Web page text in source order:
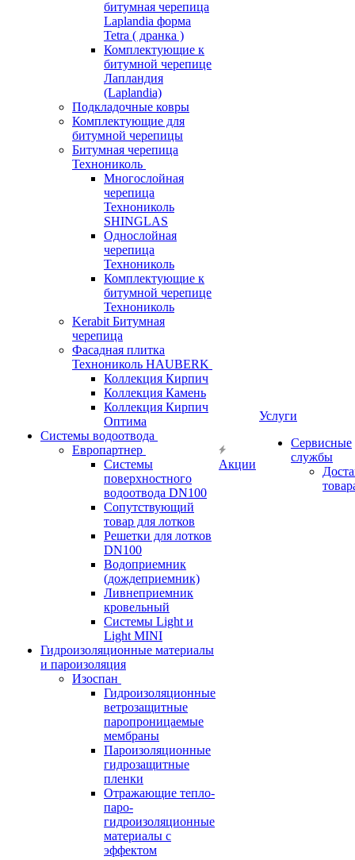
битумная черепица
Laplandia форма
Tetra ( дранка )
Комплектующие к
битумной черепице
Лапландия
(Laplandia)
Подкладочные ковры
Комплектующие для
битумной черепицы
Битумная черепица
Технониколь
Многослойная
черепица
Технониколь
SHINGLAS
Однослойная
черепица
Технониколь
Комплектующие к
битумной черепице
Технониколь
Kerabit Битумная
черепица
Фасадная плитка
Технониколь HAUBERK
Кол​лекция Кирпич
Кол​лекция Камень
Коллекция Кирпич
Оптима
Системы водоотвода
Европартнер
Системы
поверхностного
водоотвода DN100
Сопутствующий
товар для лотков
Решетки для лотков
DN100
Водоприемник
(дождеприемник)
Ливнеприемник
кровельный
Системы Light и
Light MINI
Гидроизоляционные материалы
и пароизоляция
Изоспан
Гидроизоляционные
ветрозащитные
паропроницаемые
мембраны
Пароизоляционные
гидрозащитные
пленки
Отражающие тепло-
паро-
гидроизоляционные
материалы с
эффектом
Акции
Услуги
Сервисные
службы